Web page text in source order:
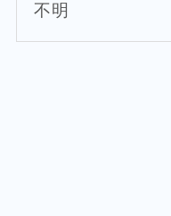
不明